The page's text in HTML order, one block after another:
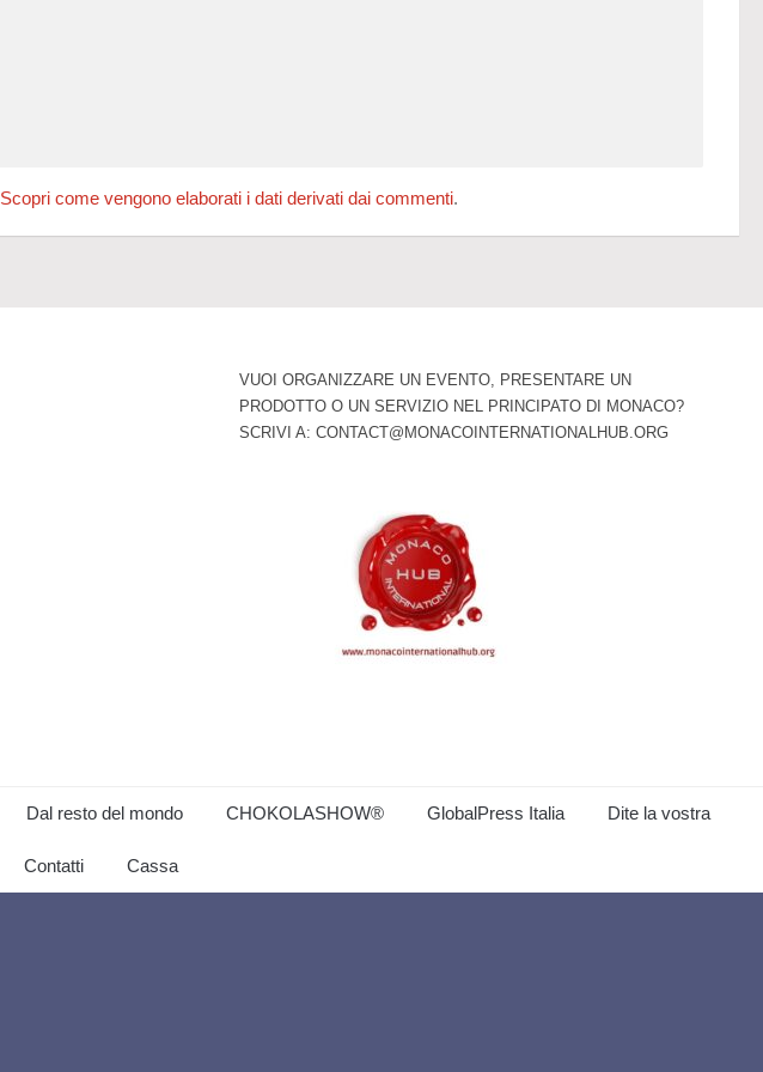
Scopri come vengono elaborati i dati derivati dai commenti.
VUOI ORGANIZZARE UN EVENTO, PRESENTARE UN
PRODOTTO O UN SERVIZIO NEL PRINCIPATO DI MONACO?
SCRIVI A: CONTACT@MONACOINTERNATIONALHUB.ORG
Dal resto del mondo CHOKOLASHOW® GlobalPress Italia Dite la vostra
Contatti Cassa